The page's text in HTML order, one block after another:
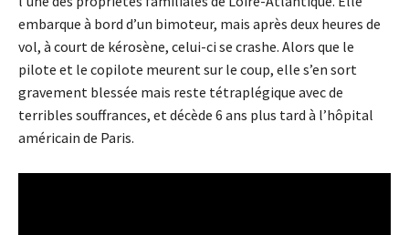
embarque à bord d’un bimoteur, mais après deux heures de
vol, à court de kérosène, celui-ci se crashe. Alors que le
pilote et le copilote meurent sur le coup, elle s’en sort
gravement blessée mais reste tétraplégique avec de
terribles souffrances, et décède 6 ans plus tard à l’hôpital
américain de Paris.